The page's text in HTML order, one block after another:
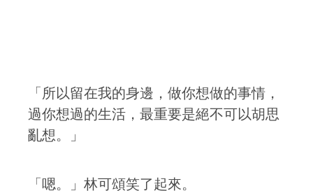
「所以留在我的身邊，做你想做的事情，
過你想過的生活，最重要是絕不可以胡思
亂想。」
「嗯。」林可頌笑了起來。